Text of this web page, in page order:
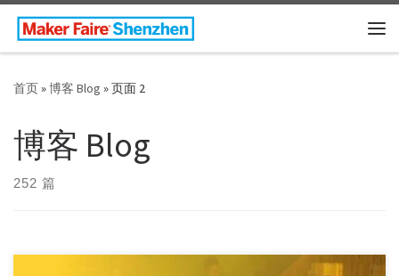
Skip to content
首页»博客 Blog »页面 2
博客 Blog
252 篇